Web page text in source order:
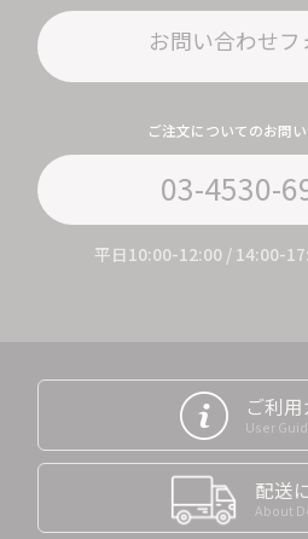
お問い合わせフ
ご注文についてのお問
03-4530-
平日10:00-12:00 / 14:00-
ご利
User
配送
About